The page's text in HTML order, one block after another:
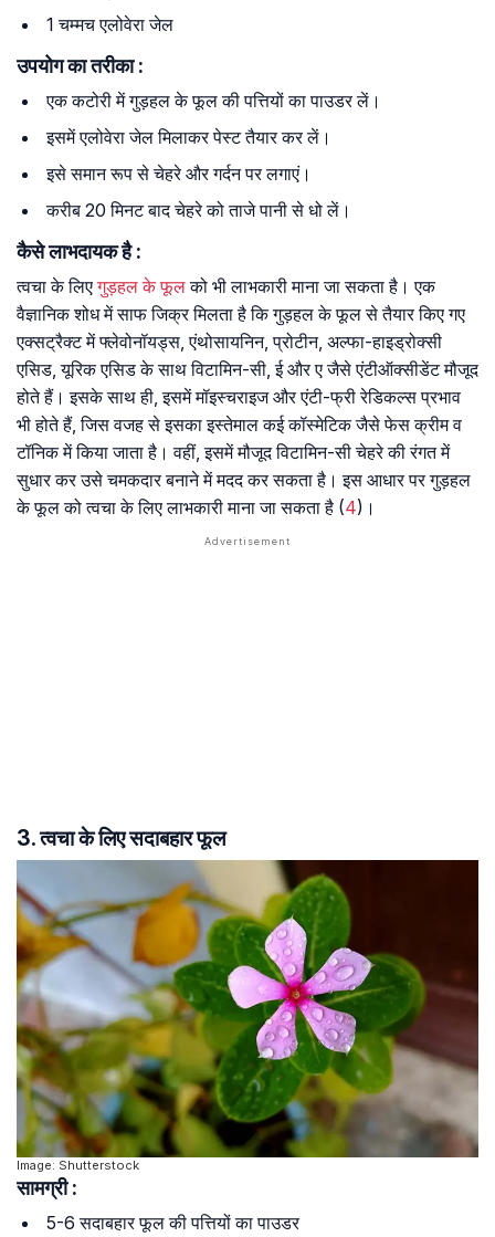
1 चम्मच एलोवेरा जेल
उपयोग का तरीका :
एक कटोरी में गुड़हल के फूल की पत्तियों का पाउडर लें।
इसमें एलोवेरा जेल मिलाकर पेस्ट तैयार कर लें।
इसे समान रूप से चेहरे और गर्दन पर लगाएं।
करीब 20 मिनट बाद चेहरे को ताजे पानी से धो लें।
कैसे लाभदायक है :
त्वचा के लिएगुड़हल के फूलको भी लाभकारी माना जा सकता है। एक
वैज्ञानिक शोध में साफ जिक्र मिलता है कि गुड़हल के फूल से तैयार किए गए
एक्सट्रैक्ट में फ्लेवोनॉयड्स, एंथोसायनिन, प्रोटीन, अल्फा-हाइड्रोक्सी
एसिड, यूरिक एसिड के साथ विटामिन-सी, ई और ए जैसे एंटीऑक्सीडेंट मौजूद
होते हैं। इसके साथ ही, इसमें मॉइस्चराइज और एंटी-फ्री रेडिकल्स प्रभाव
भी होते हैं, जिस वजह से इसका इस्तेमाल कई कॉस्मेटिक जैसे फेस क्रीम व
टॉनिक में किया जाता है। वहीं, इसमें मौजूद विटामिन-सी चेहरे की रंगत में
सुधार कर उसे चमकदार बनाने में मदद कर सकता है। इस आधार पर गुड़हल
के फूल को त्वचा के लिए लाभकारी माना जा सकता है (4)।
3. त्वचा के लिए सदाबहार फूल
Image: Shutterstock
सामग्री :
5-6 सदाबहार फूल की पत्तियों का पाउडर